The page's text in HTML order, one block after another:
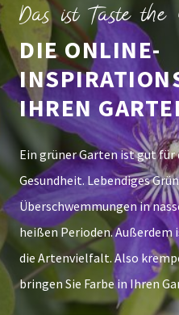
Das ist Taste the
DIE ONLINE-
IHREN
Ein grüner Garten ist gut für
Gesundheit. Lebendiges
Überschwemmungen in
heißen Perioden.
die Artenvielfalt. Also
bringen Sie Farbe in Ihren